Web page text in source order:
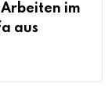
im
aus